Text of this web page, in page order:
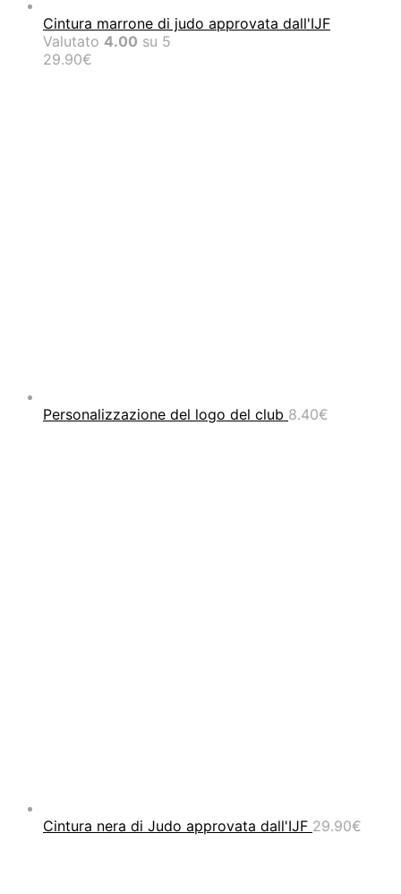
Cintura marrone di judo approvata dall'IJF
Valutato 4.00 su 5
29.90€
Personalizzazione del logo del club 8.40€
Cintura nera di Judo approvata dall'IJF 29.90€